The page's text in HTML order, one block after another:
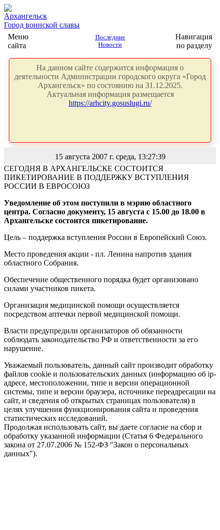
Архангельск
Город воинской славы
Меню
сайта
Последние
Новости
Навигация
по разделу
На данном сайте содержится информация о
деятельности Администрации городского округа «Город
Архангельск» по состоянию на 31.12.2025.
Актуальная информация размещается
https://arhcity.gosuslugi.ru/
15 августа 2007 г. среда, 13:27:39
СЕГОДНЯ В АРХАНГЕЛЬСКЕ СОСТОИТСЯ
ПИКЕТИРОВАНИЕ В ПОДДЕРЖКУ ВСТУПЛЕНИЯ
РОССИИ В ЕВРОСОЮЗ
Уведомление об этом поступили в мэрию областного
центра. Согласно документу, 15 августа с 15.00 до 18.00 в
Архангельске состоится пикетирование.
Цель – поддержка вступления России в Европейский Союз.
Место проведения акции - пл. Ленина напротив здания
областного Собрания.
Обеспечение общественного порядка будет организовано
силами участников пикета.
Организация медицинской помощи осуществляется
посредством аптечки первой медицинской помощи.
Власти предупредили организаторов об обязанности
соблюдать законодательство РФ и ответственности за его
нарушение.
Уважаемый пользователь, данный сайт производит обработку
файлов cookie и пользовательских данных (информацию об ip-
адресе, местоположении, типе и версии операционной
системы, типе и версии браузера, источнике переадресации на
сайт, и сведения об открытых страницах пользователя) в
целях улучшения функционирования сайта и проведения
статистических исследований.
Продолжая использовать сайт, вы даете согласие на сбор и
обработку указанной информации (Статья 6 Федерального
закона от 27.07.2006 № 152-ФЗ "Закон о персональных
данных").